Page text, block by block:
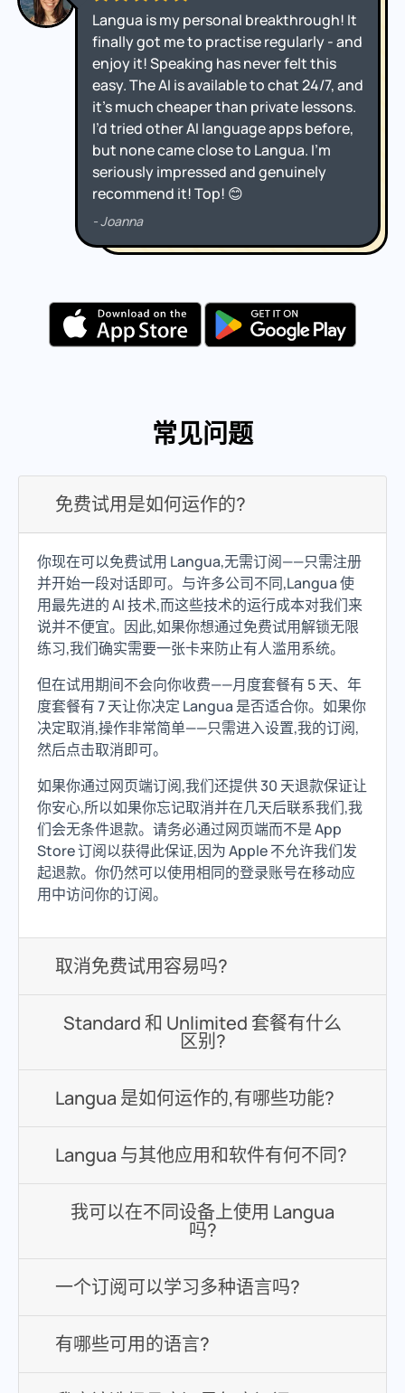
常见问题
免费试用是如何运作的?
你现在可以免费试用 Langua,无需订阅——只需注册
并开始一段对话即可。与许多公司不同,Langua 使
用最先进的 AI 技术,而这些技术的运行成本对我们来
说并不便宜。因此,如果你想通过免费试用解锁无限
练习,我们确实需要一张卡来防止有人滥用系统。
但在试用期间不会向你收费——月度套餐有 5 天、年
度套餐有 7 天让你决定 Langua 是否适合你。如果你
决定取消,操作非常简单——只需进入设置,我的订阅,
然后点击取消即可。
如果你通过网页端订阅,我们还提供 30 天退款保证让
你安心,所以如果你忘记取消并在几天后联系我们,我
们会无条件退款。请务必通过网页端而不是 App
Store 订阅以获得此保证,因为 Apple 不允许我们发
起退款。你仍然可以使用相同的登录账号在移动应
用中访问你的订阅。
取消免费试用容易吗?
Standard 和 Unlimited 套餐有什么
区别?
Langua 是如何运作的,有哪些功能?
Langua 与其他应用和软件有何不同?
我可以在不同设备上使用 Langua
吗?
一个订阅可以学习多种语言吗?
有哪些可用的语言?